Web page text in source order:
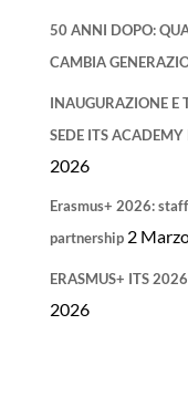
50 ANNI DOPO:
CAMBIA
INAUGURAZIONE E
SEDE ITS
2026
Erasmus+ 2026:
partnership 2
ERASMUS+ ITS
2026